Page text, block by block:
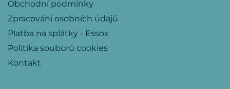
Obchodní podmínky
Zpracování osobních údajů
Platba na splátky - Essox
Politika souborů cookies
Kontakt